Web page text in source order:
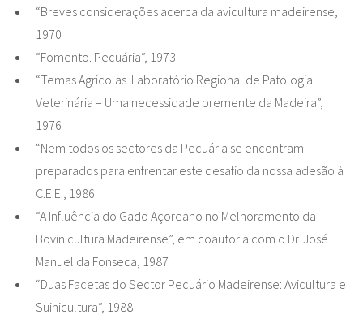
“Breves considerações acerca da avicultura madeirense,
1970
“Fomento. Pecuária”, 1973
“Temas Agrícolas. Laboratório Regional de Patologia
Veterinária – Uma necessidade premente da Madeira”,
1976
“Nem todos os sectores da Pecuária se encontram
preparados para enfrentar este desafio da nossa adesão à
C.E.E., 1986
“A Influência do Gado Açoreano no Melhoramento da
Bovinicultura Madeirense”, em coautoria com o Dr. José
Manuel da Fonseca, 1987
“Duas Facetas do Sector Pecuário Madeirense: Avicultura e
Suinicultura”, 1988